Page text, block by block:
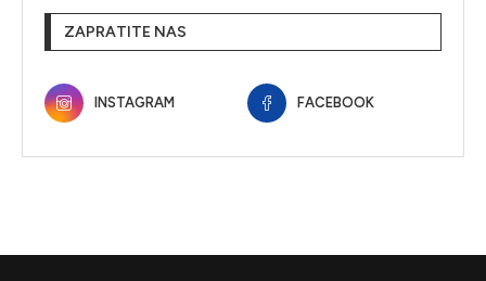
ZAPRATITE NAS
INSTAGRAM FACEBOOK